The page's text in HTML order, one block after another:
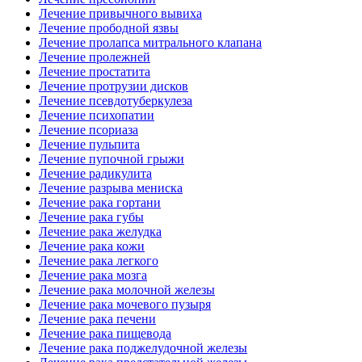
Лечение привычного вывиха
Лечение прободной язвы
Лечение пролапса митрального клапана
Лечение пролежней
Лечение простатита
Лечение протрузии дисков
Лечение псевдотуберкулеза
Лечение психопатии
Лечение псориаза
Лечение пульпита
Лечение пупочной грыжи
Лечение радикулита
Лечение разрыва мениска
Лечение рака гортани
Лечение рака губы
Лечение рака желудка
Лечение рака кожи
Лечение рака легкого
Лечение рака мозга
Лечение рака молочной железы
Лечение рака мочевого пузыря
Лечение рака печени
Лечение рака пищевода
Лечение рака поджелудочной железы